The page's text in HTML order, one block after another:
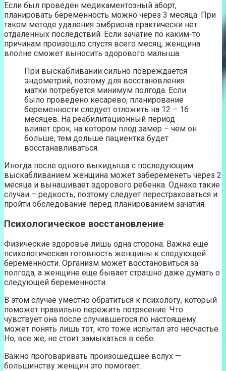
Если был проведен медикаментозный аборт,
планировать беременность можно через 3 месяца. При
таком методе удаления эмбриона практически нет
отдаленных последствий. Если зачатие по каким-то
причинам произошло спустя всего месяц, женщина
вполне сможет выносить здорового малыша.
При выскабливании сильно повреждается
эндометрий, поэтому для восстановления
матки потребуется минимум полгода. Если
было проведено кесарево, планирование
беременности следует отложить на 12 – 16
месяцев. На реабилитационный период
влияет срок, на котором плод замер – чем он
больше, тем дольше пациентка будет
восстанавливаться.
Иногда после одного выкидыша с последующим
выскабливанием женщина может забеременеть через 2
месяца и вынашивает здорового ребенка. Однако такие
случаи – редкость, поэтому следует перестраховаться и
пройти обследование перед планированием зачатия.
Психологическое восстановление
Физические здоровье лишь одна сторона. Важна еще
психологическая готовность женщины к следующей
беременности. Организм может восстановиться за
полгода, а женщине еще бывает страшно даже думать о
следующей беременности.
В этом случае уместно обратиться к психологу, который
поможет правильно пережить потрясение. Что
чувствует она после случившегося по настоящему
может понять лишь тот, кто тоже испытал это несчастье.
Но, все же, не стоит замыкаться в себе.
Важно проговаривать произошедшее вслух —
большинству женщин это помогает.